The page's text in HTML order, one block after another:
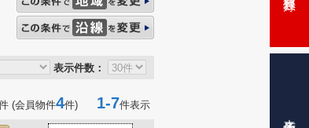
表示件数：
(会員物件4件) 1-7件表示